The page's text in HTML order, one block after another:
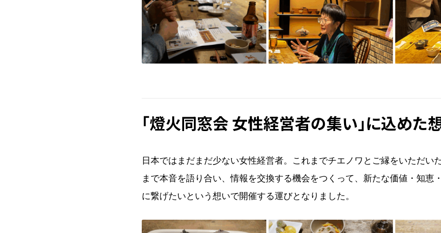
「燈火同窓会 女性経営者の集い」に込めた
日本ではまだまだ少ない女性経営者。これまでチエノワとご縁をいただい
まで本音を語り合い、情報を交換する機会をつくって、新たな価値・知恵
に繋げたいという想いで開催する運びとなりました。